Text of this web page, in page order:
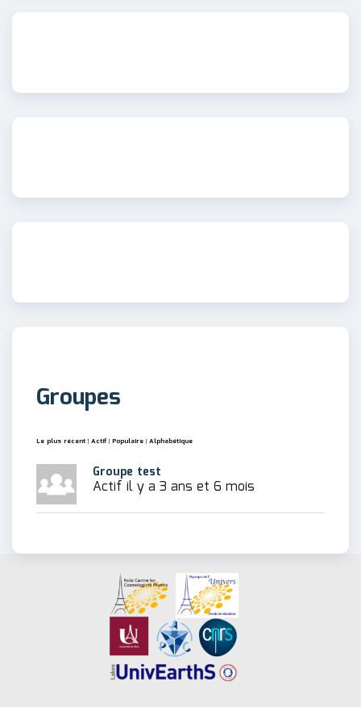
Groupes
Le plus récent | Actif | Populaire | Alphabétique
Groupe test
Actif il y a 3 ans et 6 mois